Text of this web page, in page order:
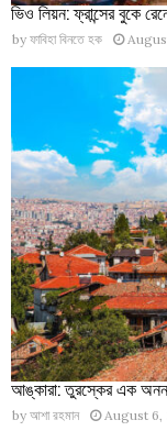
ভিও লিয়ন: ফ্রান্সের বুকে
by ফাবিহা বিনতে হক
আঙ্কারা: তুরস্কের এক
by আশা রহমান August 6,